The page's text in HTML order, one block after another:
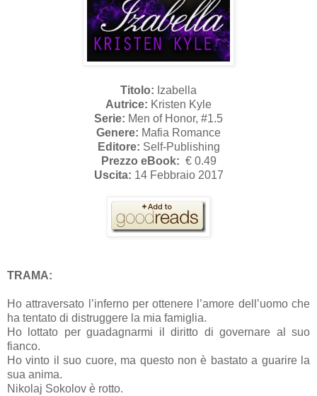
Titolo: Izabella
Autrice: Kristen Kyle
Serie: Men of Honor, #1.5
Genere: Mafia Romance
Editore: Self-Publishing
Prezzo eBook: € 0.49
Uscita: 14 Febbraio 2017
TRAMA:
Ho attraversato l’inferno per ottenere l’amore dell’uomo che
ha tentato di distruggere la mia famiglia.
Ho lottato per guadagnarmi il diritto di governare al suo
fianco.
Ho vinto il suo cuore, ma questo non è bastato a guarire la
sua anima.
Nikolaj Sokolov è rotto.